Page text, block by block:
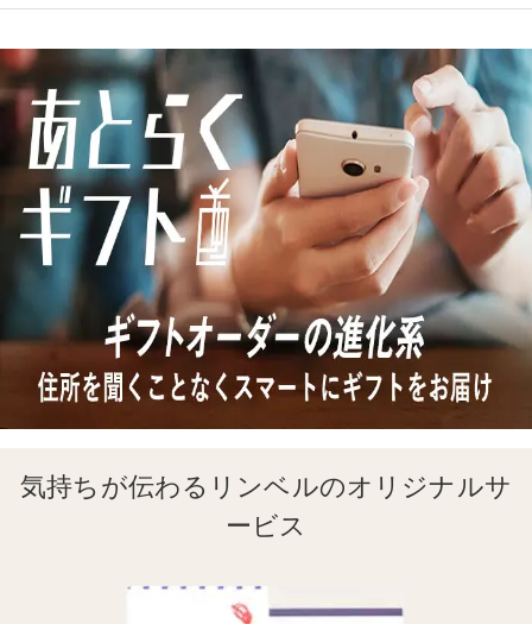
気持ちが伝わるリンベルのオリジナルサ
ービス